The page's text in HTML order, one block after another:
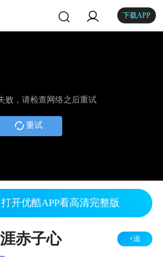
下载APP
败，请检查网络之后重试
重试
开优酷APP看高清完整版
赤子心 +追